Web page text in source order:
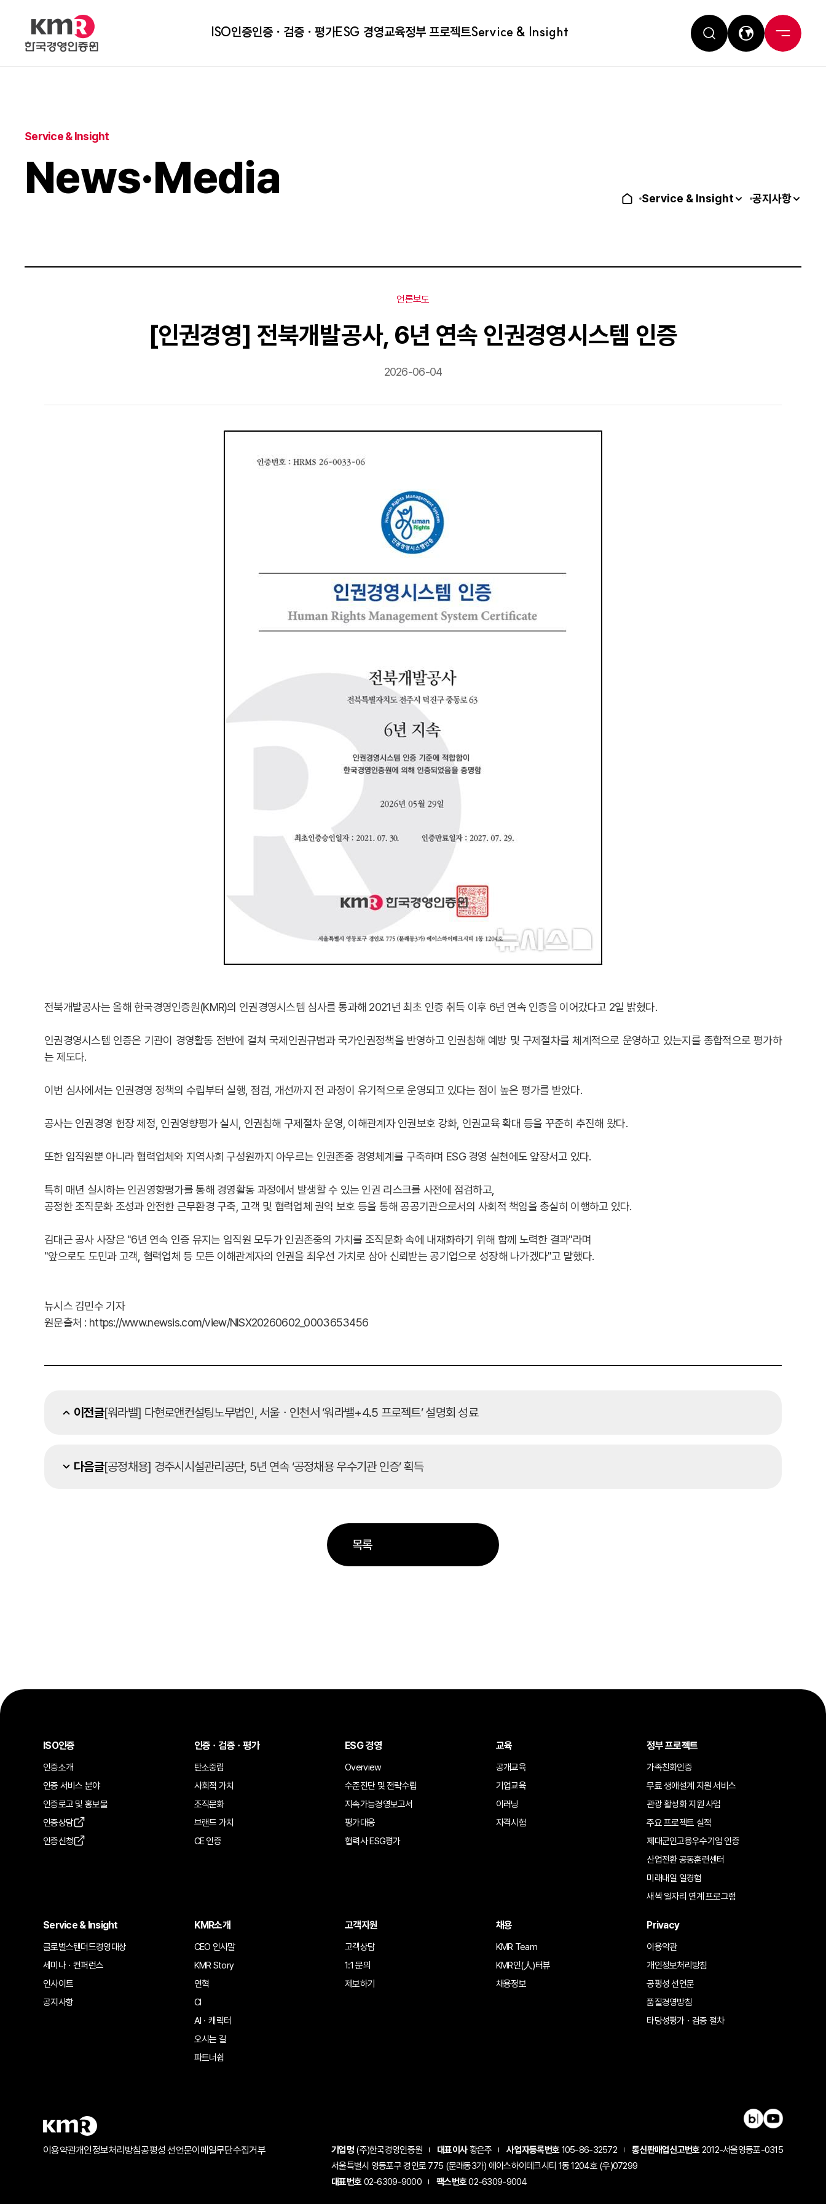
ISO인증인증ㆍ검증ㆍ평가ESG 경영교육정부 프로젝트Service & Insight
Service & Insight
News·Media Service & Insight 공지사항
언론보도
[인권경영] 전북개발공사, 6년 연속 인권경영시스템 인증
2026-06-04
전북개발공사는 올해 한국경영인증원(KMR)의 인권경영시스템 심사를 통과해 2021년 최초 인증 취득 이후 6년 연속 인증을 이어갔다고 2일 밝혔다.
인권경영시스템 인증은 기관이 경영활동 전반에 걸쳐 국제인권규범과 국가인권정책을 반영하고 인권침해 예방 및 구제절차를 체계적으로 운영하고 있는지를 종합적으로 평가하
는 제도다.
이번 심사에서는 인권경영 정책의 수립부터 실행, 점검, 개선까지 전 과정이 유기적으로 운영되고 있다는 점이 높은 평가를 받았다.
공사는 인권경영 헌장 제정, 인권영향평가 실시, 인권침해 구제절차 운영, 이해관계자 인권보호 강화, 인권교육 확대 등을 꾸준히 추진해 왔다.
또한 임직원뿐 아니라 협력업체와 지역사회 구성원까지 아우르는 인권존중 경영체계를 구축하며 ESG 경영 실천에도 앞장서고 있다.
특히 매년 실시하는 인권영향평가를 통해 경영활동 과정에서 발생할 수 있는 인권 리스크를 사전에 점검하고,
공정한 조직문화 조성과 안전한 근무환경 구축, 고객 및 협력업체 권익 보호 등을 통해 공공기관으로서의 사회적 책임을 충실히 이행하고 있다.
김대근 공사 사장은 "6년 연속 인증 유지는 임직원 모두가 인권존중의 가치를 조직문화 속에 내재화하기 위해 함께 노력한 결과"라며
"앞으로도 도민과 고객, 협력업체 등 모든 이해관계자의 인권을 최우선 가치로 삼아 신뢰받는 공기업으로 성장해 나가겠다"고 말했다.
뉴시스 김민수 기자
원문출처 : https://www.newsis.com/view/NISX20260602_0003653456
이전글[워라밸] 다현로앤컨설팅노무법인, 서울ㆍ인천서 ‘워라밸+4.5 프로젝트’ 설명회 성료
다음글[공정채용] 경주시시설관리공단, 5년 연속 ‘공정채용 우수기관 인증’ 획득
목록
ISO인증
인증소개
인증 서비스 분야
인증로고 및 홍보물
인증상담
인증신청
인증ㆍ검증ㆍ평가
탄소중립
사회적 가치
조직문화
브랜드 가치
CE 인증
ESG 경영
Overview
수준진단 및 전략수립
지속가능경영보고서
평가대응
협력사 ESG평가
교육
공개교육
기업교육
이러닝
자격시험
정부 프로젝트
가족친화인증
무료 생애설계 지원 서비스
관광 활성화 지원 사업
주요 프로젝트 실적
제대군인고용우수기업 인증
산업전환 공동훈련센터
미래내일 일경험
새싹 일자리 연계 프로그램
Service & Insight
글로벌스탠더드경영대상
세미나ㆍ컨퍼런스
인사이트
공지사항
KMR소개
CEO 인사말
KMR Story
연혁
CI
AIㆍ캐릭터
오시는 길
파트너쉽
고객지원
고객상담
1:1 문의
제보하기
채용
KMR Team
KMR인(人)터뷰
채용정보
Privacy
이용약관
개인정보처리방침
공평성 선언문
품질경영방침
타당성평가ㆍ검증 절차
이용약관개인정보처리방침공평성 선언문이메일무단수집거부 기업명 (주)한국경영인증원 대표이사황은주 사업자등록번호105-86-32572 통신판매업신고번호2012-서울영등포-0315
서울특별시 영등포구 경인로 775 (문래동3가) 에이스하이테크시티 1동 1204호 (우)07299
대표번호02-6309-9000 팩스번호02-6309-9004